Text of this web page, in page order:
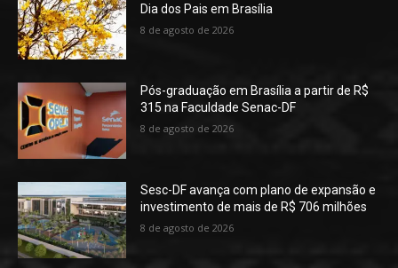
Dia dos Pais em Brasília
8 de agosto de 2026
Pós-graduação em Brasília a partir de R$
315 na Faculdade Senac-DF
8 de agosto de 2026
Sesc-DF avança com plano de expansão e
investimento de mais de R$ 706 milhões
8 de agosto de 2026